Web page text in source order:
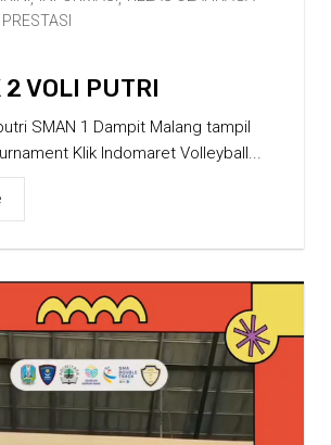
PRESTASI
VOLI PUTRI
SMAN 1 Dampit Malang tampil
Klik Indomaret Volleyball...